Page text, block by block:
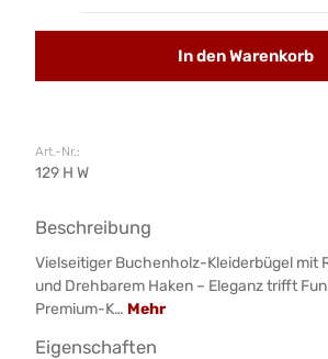
In den Warenkorb
Art.-Nr.:
129 H W
Beschreibung
Vielseitiger Buchenholz-Kleiderbügel mit
und Drehbarem Haken – Eleganz trifft
Premium-K… Mehr
Eigenschaften